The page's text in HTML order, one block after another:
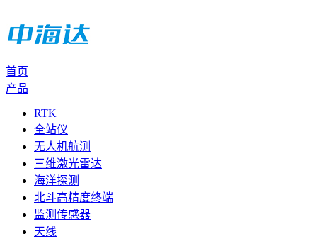
首页
产品
RTK
全站仪
无人机航测
三维激光雷达
海洋探测
北斗高精度终端
监测传感器
天线